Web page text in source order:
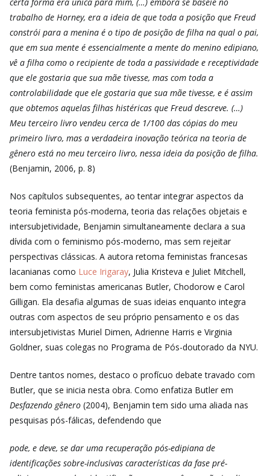
certa forma era única para mim, (…) embora se baseie no
trabalho de Horney, era a ideia de que toda a posição que Freud
constrói para a menina é o tipo de posição de filha na qual o pai,
que em sua mente é essencialmente a mente do menino edipiano,
vê a filha como o recipiente de toda a passividade e receptividade
que ele gostaria que sua mãe tivesse, mas com toda a
controlabilidade que ele gostaria que sua mãe tivesse, e é assim
que obtemos aquelas filhas histéricas que Freud descreve. (…)
Meu terceiro livro vendeu cerca de 1/100 das cópias do meu
primeiro livro, mas a verdadeira inovação teórica na teoria de
gênero está no meu terceiro livro, nessa ideia da posição de filha.
(Benjamin, 2006, p. 8)
Nos capítulos subsequentes, ao tentar integrar aspectos da
teoria feminista pós-moderna, teoria das relações objetais e
intersubjetividade, Benjamin simultaneamente declara a sua
dívida com o feminismo pós-moderno, mas sem rejeitar
perspectivas clássicas. A autora retoma feministas francesas
lacanianas como Luce Irigaray, Julia Kristeva e Juliet Mitchell,
bem como feministas americanas Butler, Chodorow e Carol
Gilligan. Ela desafia algumas de suas ideias enquanto integra
outras com aspectos de seu próprio pensamento e os das
intersubjetivistas Muriel Dimen, Adrienne Harris e Virginia
Goldner, suas colegas no Programa de Pós-doutorado da NYU.
Dentre tantos nomes, destaco o profícuo debate travado com
Butler, que se inicia nesta obra. Como enfatiza Butler em
Desfazendo gênero (2004), Benjamin tem sido uma aliada nas
pesquisas pós-fálicas, defendendo que
pode, e deve, se dar uma recuperação pós-edipiana de
identificações sobre-inclusivas características da fase pré-